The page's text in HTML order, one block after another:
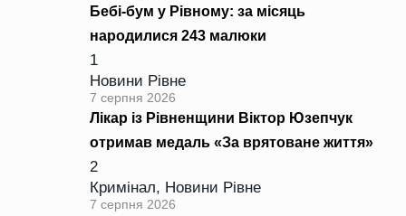
Бебі-бум у Рівному: за місяць
народилися 243 малюки
1
Новини Рівне
7 серпня 2026
Лікар із Рівненщини Віктор Юзепчук
отримав медаль «За врятоване життя»
2
Кримінал, Новини Рівне
7 серпня 2026